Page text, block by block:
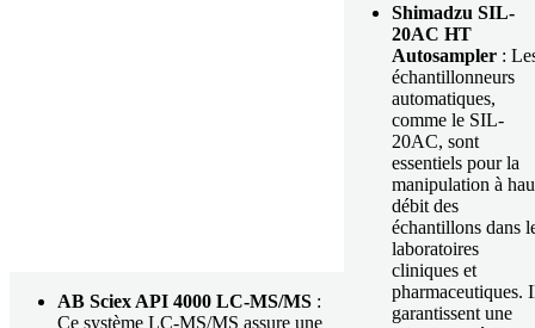
AB Sciex API 4000 LC-MS/MS :
Ce système LC-MS/MS assure une
Shimadzu SIL-
20AC HT
Autosampler :
échantillonneurs
automatiques,
comme le SIL-
20AC, sont
essentiels pour la
manipulation à
débit des
échantillons dans
laboratoires
cliniques et
pharmaceutiques.
garantissent une